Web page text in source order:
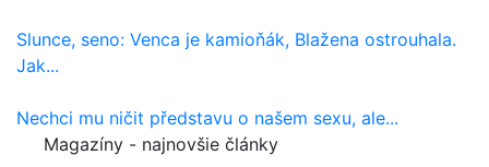
Slunce, seno: Venca je kamioňák, Blažena ostrouhala.
Jak...
Nechci mu ničit představu o našem sexu, ale...
Magazíny - najnovšie články